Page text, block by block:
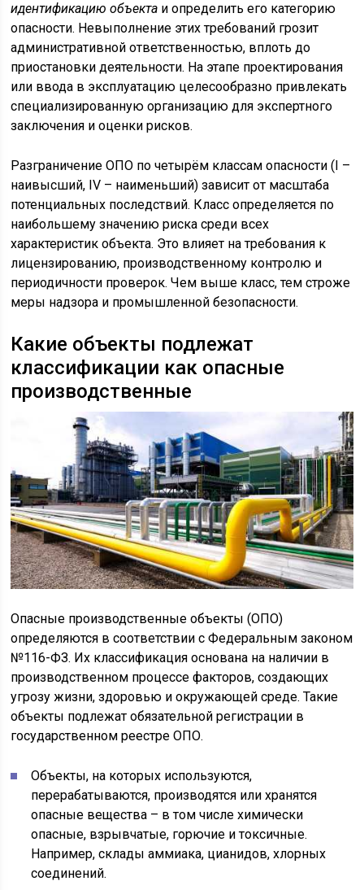
идентификацию объекта и определить его категорию
опасности. Невыполнение этих требований грозит
административной ответственностью, вплоть до
приостановки деятельности. На этапе проектирования
или ввода в эксплуатацию целесообразно привлекать
специализированную организацию для экспертного
заключения и оценки рисков.
Разграничение ОПО по четырём классам опасности (I –
наивысший, IV – наименьший) зависит от масштаба
потенциальных последствий. Класс определяется по
наибольшему значению риска среди всех
характеристик объекта. Это влияет на требования к
лицензированию, производственному контролю и
периодичности проверок. Чем выше класс, тем строже
меры надзора и промышленной безопасности.
Какие объекты подлежат
классификации как опасные
производственные
Опасные производственные объекты (ОПО)
определяются в соответствии с Федеральным законом
№116-ФЗ. Их классификация основана на наличии в
производственном процессе факторов, создающих
угрозу жизни, здоровью и окружающей среде. Такие
объекты подлежат обязательной регистрации в
государственном реестре ОПО.
Объекты, на которых используются,
перерабатываются, производятся или хранятся
опасные вещества – в том числе химически
опасные, взрывчатые, горючие и токсичные.
Например, склады аммиака, цианидов, хлорных
соединений.